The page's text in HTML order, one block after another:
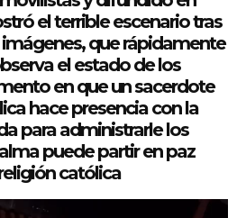
el terrible escenario tras
que rápidamente
el estado de los
en que unsacerdote
hace presencia con la
paraadministrarle los
puede partir en paz
católica